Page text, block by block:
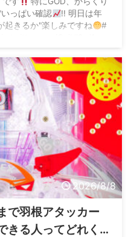
ださい」
っぱい確認
!! 明日は年
起きるか"楽しみですね
#
2026/8/8
で羽根アタッカー
きる人ってどれく